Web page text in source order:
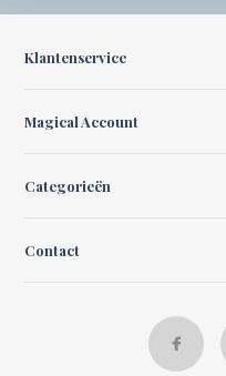
Klantenservice
Magical Account
Categorieën
Contact